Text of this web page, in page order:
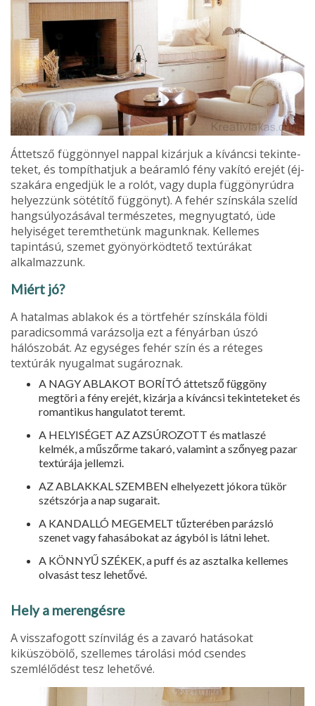
Áttetsző függönnyel nappal kizárjuk a kíváncsi tekinte­
teket, és tompíthatjuk a beáramló fény vakító erejét (éj­
szakára engedjük le a rolót, vagy dupla függönyrúdra
helyezzünk sötétítő függönyt). A fehér színskála szelíd
hangsúlyozásával természetes, megnyugtató, üde
helyi­séget teremthetünk magunknak. Kellemes
tapintású, szemet gyönyörködtető textúrákat
alkalmazzunk.
Miért jó?
A hatalmas ablakok és a törtfehér színskála földi
paradicsommá varázsolja ezt a fényárban úszó
hálószobát. Az egységes fehér szín és a réteges
textúrák nyugalmat sugároznak.
A NAGY ABLAKOT BORÍTÓ áttetsző függöny
megtöri a fény erejét, kizárja a kíváncsi tekinteteket és
romantikus hangulatot teremt.
A HELYISÉGET AZ AZSÚROZOTT és matlaszé
kelmék, a műszőrme takaró, valamint a szőnyeg pazar
textúrája jellemzi.
AZ ABLAKKAL SZEMBEN elhelyezett jókora tükör
szétszórja a nap sugarait.
A KANDALLÓ MEGEMELT tűzterében parázsló
szenet vagy fahasábokat az ágyból is látni lehet.
A KÖNNYŰ SZÉKEK, a puff és az asztalka kellemes
olvasást tesz lehetővé.
Hely a merengésre
A visszafogott színvilág és a zavaró hatásokat
kiküszöbölő, szellemes tárolási mód csendes
szemlélődést tesz lehetővé.